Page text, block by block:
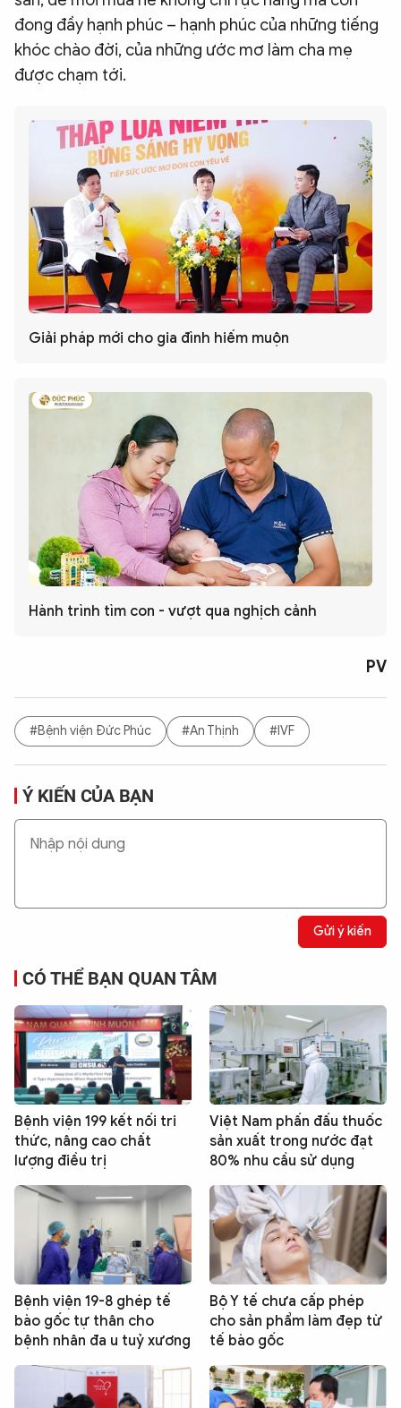
đong đầy hạnh phúc – hạnh phúc của những tiếng
khóc chào đời, của những ước mơ làm cha mẹ
được chạm tới.
Giải pháp mới cho gia đình hiếm muộn
Hành trình tìm con - vượt qua nghịch cảnh
PV
#Bệnh viện Đức Phúc #An Thịnh #IVF
Ý KIẾN CỦA BẠN
Gửi ý kiến
CÓ THỂ BẠN QUAN TÂM
Bệnh viện 199 kết nối tri
thức, nâng cao chất
lượng điều trị
Việt Nam phấn đấu thuốc
sản xuất trong nước đạt
80% nhu cầu sử dụng
Bệnh viện 19-8 ghép tế
bào gốc tự thân cho
bệnh nhân đa u tuỷ xương
Bộ Y tế chưa cấp phép
cho sản phẩm làm đẹp từ
tế bào gốc